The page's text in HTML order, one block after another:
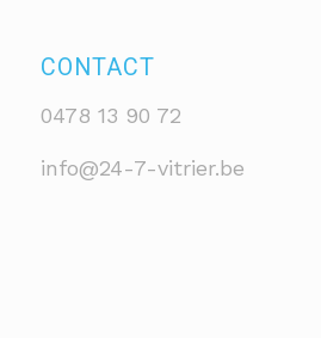
CONTACT
0478 13 90 72
info@24-7-vitrier.be